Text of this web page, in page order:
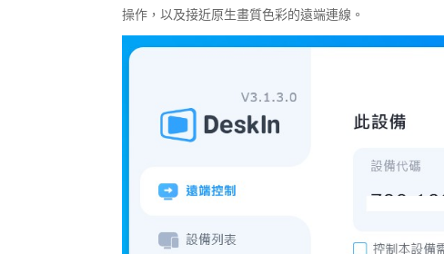
操作，以及接近原生畫質色彩的遠端連線。